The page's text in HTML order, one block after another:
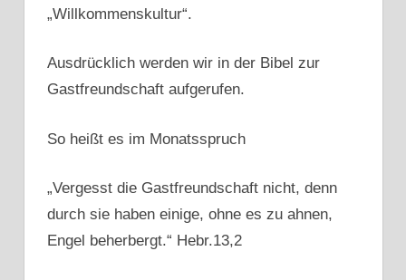
„Willkommenskultur“.
Ausdrücklich werden wir in der Bibel zur
Gastfreundschaft aufgerufen.
So heißt es im Monatsspruch
„Vergesst die Gastfreundschaft nicht, denn
durch sie haben einige, ohne es zu ahnen,
Engel beherbergt.“ Hebr.13,2